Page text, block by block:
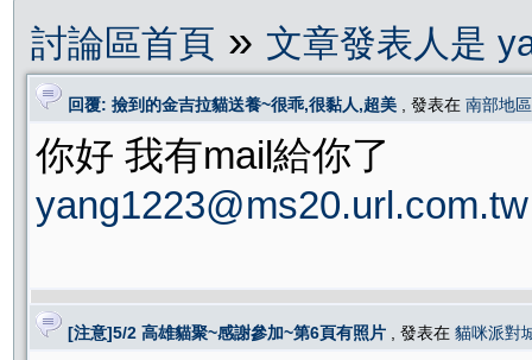
討論區首頁 » 文章發表人是
回覆: 撿到的金吉拉貓送養~很乖,很黏人,超美 , 發表在 南部地
你好 我有mail給你了
yang1223@ms20.url.com.tw
[注意]5/2 高雄貓聚~感謝參加~第6頁有照片 , 發表在 貓咪派對